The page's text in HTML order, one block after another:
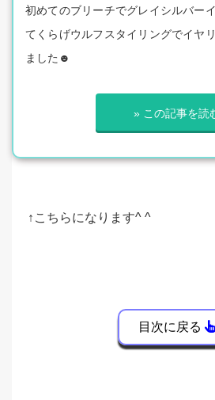
初めてのブリーチでグレイシルバー
てくらげウルフスタイリングでイヤ
ました☻
» この記事を読
↑こちらになります^ ^
目次に戻る